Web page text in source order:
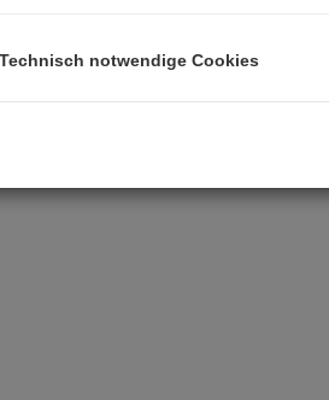
Technisch notwendige Cookies